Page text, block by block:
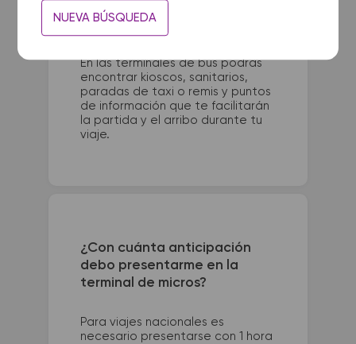
NUEVA BÚSQUEDA
queda ubicada en Fabres García
750 - Terminal. La terminal de
colectivos de Bonifacio se
En las terminales de bus podrás
encontrar kioscos, sanitarios,
paradas de taxi o remis y puntos
de información que te facilitarán
la partida y el arribo durante tu
viaje.
¿Con cuánta anticipación
debo presentarme en la
terminal de micros?
Para viajes nacionales es
necesario presentarse con 1 hora